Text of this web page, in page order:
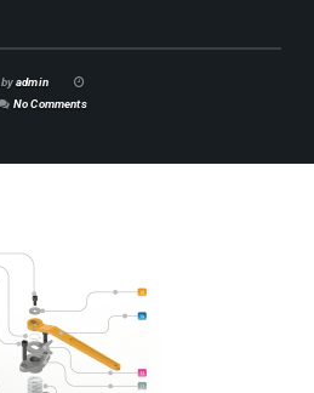
byadmin
No Comments